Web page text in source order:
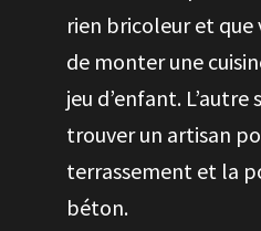
rien bricoleur et que
de monter une
jeu d’enfant.
trouver un artisan
terrassement et la
béton.